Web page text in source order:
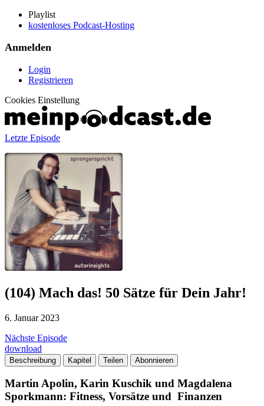
Playlist
kostenloses Podcast-Hosting
Anmelden
Login
Registrieren
Cookies Einstellung
Letzte Episode
(104) Mach das! 50 Sätze für Dein Jahr!
6. Januar 2023
Nächste Episode
download
Beschreibung Kapitel Teilen Abonnieren
Martin Apolin, Karin Kuschik und Magdalena
Sporkmann: Fitness, Vorsätze und Finanzen